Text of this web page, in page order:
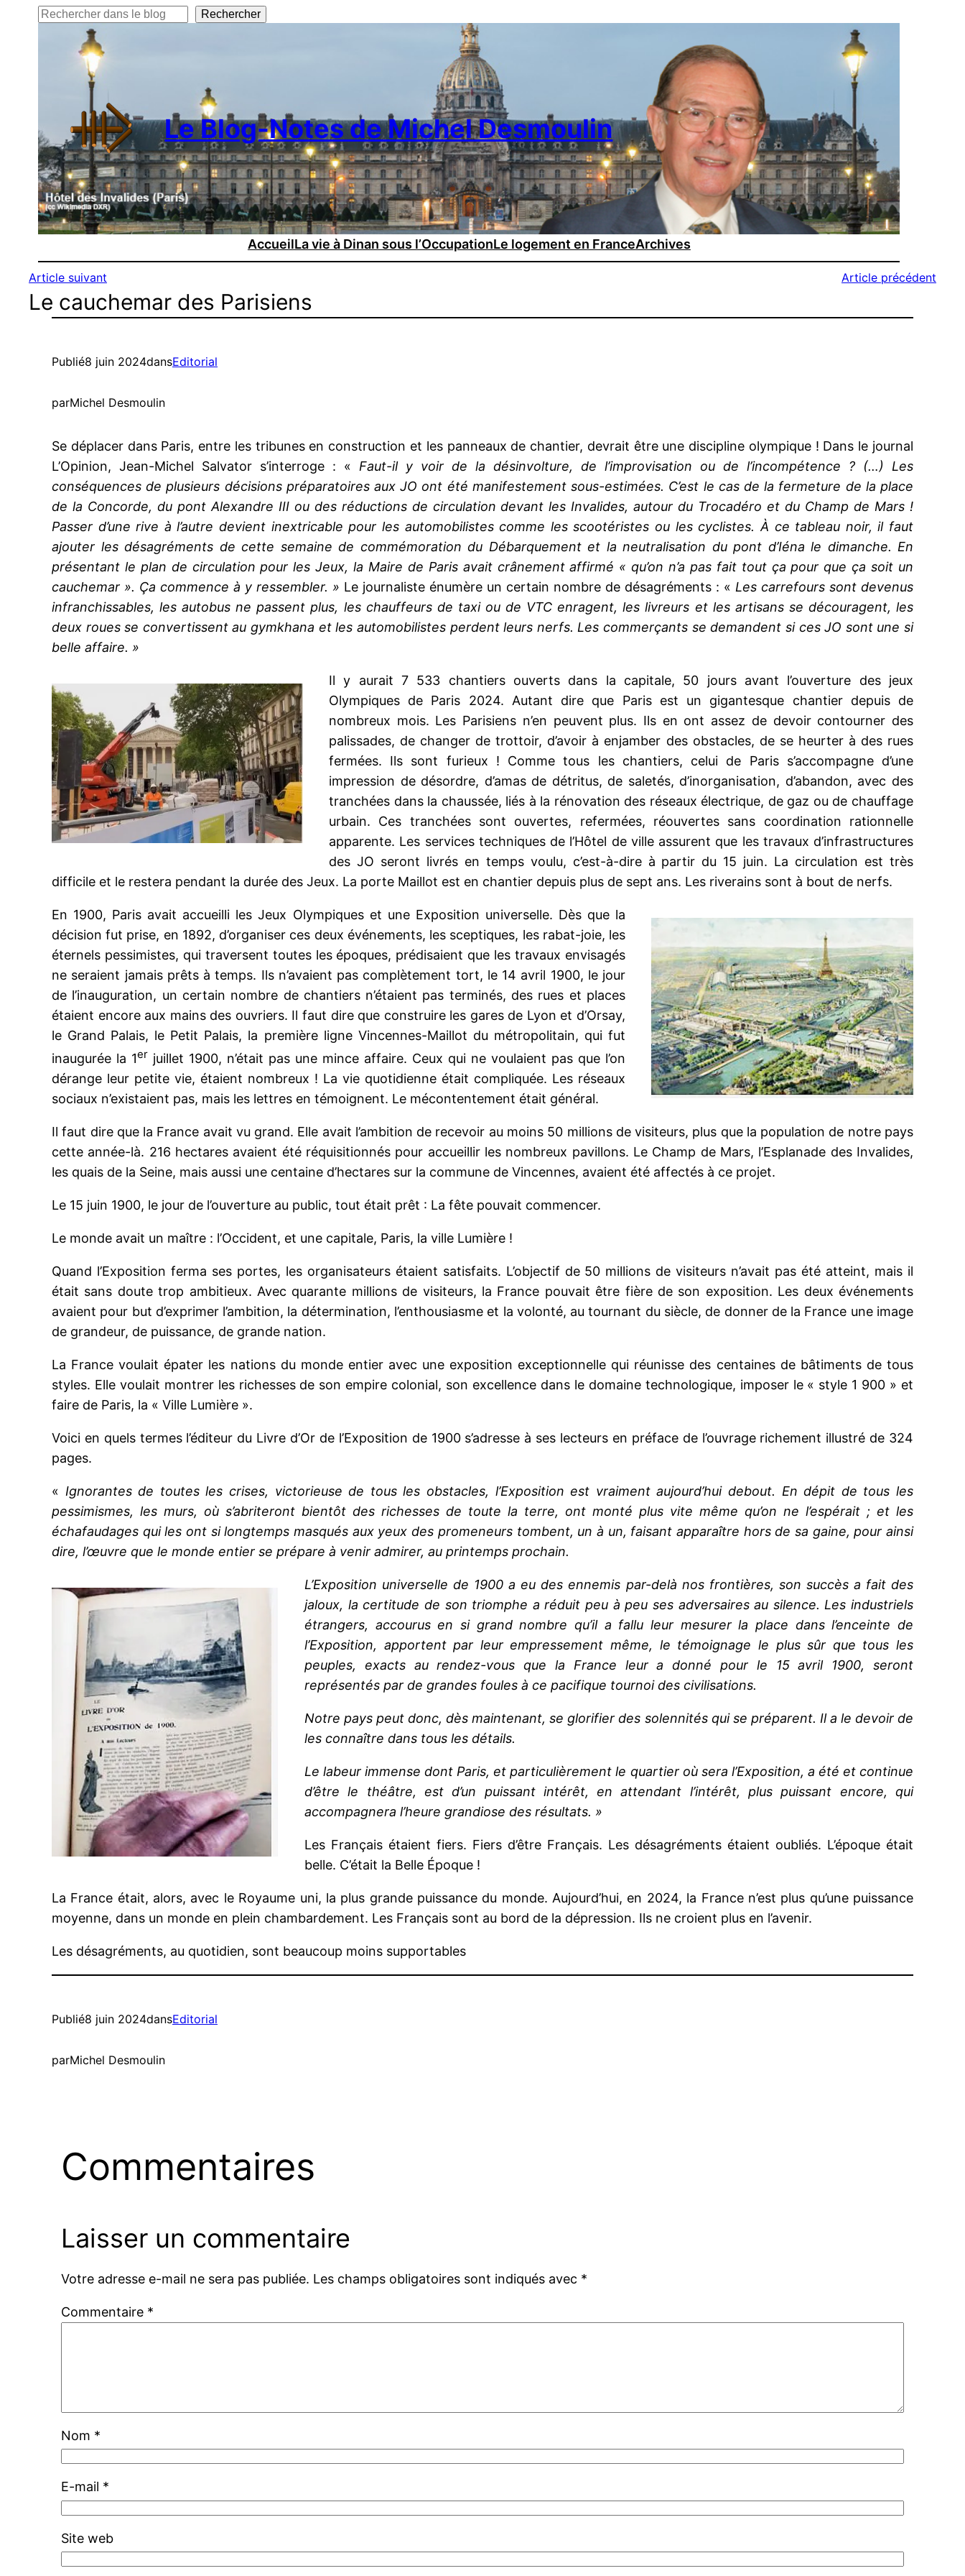
Rechercher Rechercher
Le Blog-Notes de Michel Desmoulin
AccueilLa vie à Dinan sous l’OccupationLe logement en FranceArchives
Article suivant Article précédent
Le cauchemar des Parisiens
Publié8 juin 2024dansEditorial
parMichel Desmoulin
Se déplacer dans Paris, entre les tribunes en construction et les panneaux de chantier, devrait être une discipline olympique ! Dans le journal
L’Opinion, Jean-Michel Salvator s’interroge : « Faut-il y voir de la désinvolture, de l’improvisation ou de l’incompétence ? (…)
Les
conséquences de plusieurs décisions préparatoires aux JO ont été manifestement sous-estimées. C’est le cas de la fermeture de la place
de la Concorde, du pont Alexandre III ou des réductions de circulation devant les Invalides, autour du Trocadéro et du Champ de Mars !
Passer d’une rive à l’autre devient inextricable pour les automobilistes comme les scootéristes ou les cyclistes. À ce tableau noir, il faut
ajouter les désagréments de cette semaine de commémoration du Débarquement et la neutralisation du pont d’Iéna le dimanche. En
présentant le plan de circulation pour les Jeux, la Maire de Paris avait crânement affirmé « qu’on n’a pas fait tout ça pour que ça soit un
cauchemar ». Ça commence à y ressembler. » Le journaliste énumère un certain nombre de désagréments : « Les carrefours sont devenus
infranchissables, les autobus ne passent plus, les chauffeurs de taxi ou de VTC enragent, les livreurs et les artisans se découragent, les
deux roues se convertissent au gymkhana et les automobilistes perdent leurs nerfs. Les commerçants se demandent si ces JO sont une si
belle affaire. »
Il y aurait 7 533 chantiers ouverts dans la capitale, 50 jours avant l’ouverture des jeux
Olympiques de Paris 2024. Autant dire que Paris est un gigantesque chantier depuis de
nombreux mois. Les Parisiens n’en peuvent plus. Ils en ont assez de devoir contourner des
palissades, de changer de trottoir, d’avoir à enjamber des obstacles, de se heurter à des rues
fermées. Ils sont furieux ! Comme tous les chantiers, celui de Paris s’accompagne d’une
impression de désordre, d’amas de détritus, de saletés, d’inorganisation, d’abandon, avec des
tranchées dans la chaussée, liés à la rénovation des réseaux électrique, de gaz ou de chauffage
urbain. Ces tranchées sont ouvertes, refermées, réouvertes sans coordination rationnelle
apparente. Les services techniques de l’Hôtel de ville assurent que les travaux d’infrastructures
des JO seront livrés en temps voulu, c’est-à-dire à partir du 15 juin. La circulation est très
difficile et le restera pendant la durée des Jeux. La porte Maillot est en chantier depuis plus de sept ans. Les riverains sont à bout de nerfs.
En 1900, Paris avait accueilli les Jeux Olympiques et une Exposition universelle. Dès que la
décision fut prise, en 1892, d’organiser ces deux événements, les sceptiques, les rabat-joie, les
éternels pessimistes, qui traversent toutes les époques, prédisaient que les travaux envisagés
ne seraient jamais prêts à temps. Ils n’avaient pas complètement tort, le 14 avril 1900, le jour
de l’inauguration, un certain nombre de chantiers n’étaient pas terminés, des rues et places
étaient encore aux mains des ouvriers. Il faut dire que construire les gares de Lyon et d’Orsay,
le Grand Palais, le Petit Palais, la première ligne Vincennes-Maillot du métropolitain, qui fut
inaugurée la 1er juillet 1900, n’était pas une mince affaire. Ceux qui ne voulaient pas que l’on
dérange leur petite vie, étaient nombreux ! La vie quotidienne était compliquée. Les réseaux
sociaux n’existaient pas, mais les lettres en témoignent. Le mécontentement était général.
Il faut dire que la France avait vu grand. Elle avait l’ambition de recevoir au moins 50 millions de visiteurs, plus que la population de notre pays
cette année-là. 216 hectares avaient été réquisitionnés pour accueillir les nombreux pavillons. Le Champ de Mars, l’Esplanade des Invalides,
les quais de la Seine, mais aussi une centaine d’hectares sur la commune de Vincennes, avaient été affectés à ce projet.
Le 15 juin 1900, le jour de l’ouverture au public, tout était prêt : La fête pouvait commencer.
Le monde avait un maître : l’Occident, et une capitale, Paris, la ville Lumière !
Quand l’Exposition ferma ses portes, les organisateurs étaient satisfaits. L’objectif de 50 millions de visiteurs n’avait pas été atteint, mais il
était sans doute trop ambitieux. Avec quarante millions de visiteurs, la France pouvait être fière de son exposition. Les deux événements
avaient pour but d’exprimer l’ambition, la détermination, l’enthousiasme et la volonté, au tournant du siècle, de donner de la France une image
de grandeur, de puissance, de grande nation.
La France voulait épater les nations du monde entier avec une exposition exceptionnelle qui réunisse des centaines de bâtiments de tous
styles. Elle voulait montrer les richesses de son empire colonial, son excellence dans le domaine technologique, imposer le « style 1 900 » et
faire de Paris, la « Ville Lumière ».
Voici en quels termes l’éditeur du Livre d’Or de l’Exposition de 1900 s’adresse à ses lecteurs en préface de l’ouvrage richement illustré de 324
pages.
« Ignorantes de toutes les crises, victorieuse de tous les obstacles, l’Exposition est vraiment aujourd’hui debout. En dépit de tous les
pessimismes, les murs, où s’abriteront bientôt des richesses de toute la terre, ont monté plus vite même qu’on ne l’espérait ; et les
échafaudages qui les ont si longtemps masqués aux yeux des promeneurs tombent, un à un, faisant apparaître hors de sa gaine, pour ainsi
dire, l’œuvre que le monde entier se prépare à venir admirer, au printemps prochain.
L’Exposition universelle de 1900 a eu des ennemis par-delà nos frontières, son succès a fait des
jaloux, la certitude de son triomphe a réduit peu à peu ses adversaires au silence. Les industriels
étrangers, accourus en si grand nombre qu’il a fallu leur mesurer la place dans l’enceinte de
l’Exposition, apportent par leur empressement même, le témoignage le plus sûr que tous les
peuples, exacts au rendez-vous que la France leur a donné pour le 15 avril 1900, seront
représentés par de grandes foules à ce pacifique tournoi des civilisations.
Notre pays peut donc, dès maintenant, se glorifier des solennités qui se préparent. Il a le devoir de
les connaître dans tous les détails.
Le labeur immense dont Paris, et particulièrement le quartier où sera l’Exposition, a été et continue
d’être le théâtre, est d’un puissant intérêt, en attendant l’intérêt, plus puissant encore, qui
accompagnera l’heure grandiose des résultats. »
Les Français étaient fiers. Fiers d’être Français. Les désagréments étaient oubliés. L’époque était
belle. C’était la Belle Époque !
La France était, alors, avec le Royaume uni, la plus grande puissance du monde. Aujourd’hui, en 2024, la France n’est plus qu’une puissance
moyenne, dans un monde en plein chambardement. Les Français sont au bord de la dépression. Ils ne croient plus en l’avenir.
Les désagréments, au quotidien, sont beaucoup moins supportables
Publié8 juin 2024dansEditorial
parMichel Desmoulin
Commentaires
Laisser un commentaire
Votre adresse e-mail ne sera pas publiée. Les champs obligatoires sont indiqués avec *
Commentaire *
Nom *
E-mail *
Site web